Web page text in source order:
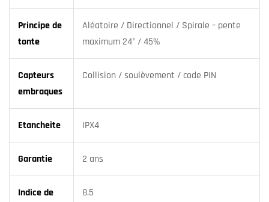
Principe de
tonte
Aléatoire / Directionnel / Spirale – pente
maximum 24° / 45%
Capteurs
embraques
Collision / soulèvement / code PIN
Etancheite IPX4
Garantie 2 ans
Indice de
8.5